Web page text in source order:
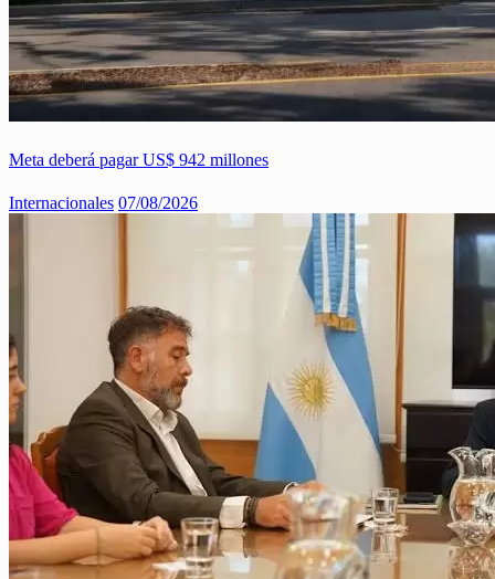
Meta deberá pagar US$ 942 millones
Internacionales 07/08/2026